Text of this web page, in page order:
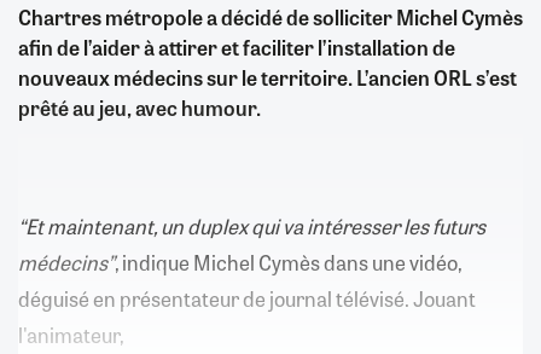
Chartres métropole a décidé de solliciter Michel Cymès
afin de l’aider à attirer et faciliter l’installation de
nouveaux médecins sur le territoire. L’ancien ORL s’est
prêté au jeu, avec humour.
“Et maintenant, un duplex qui va intéresser les futurs
médecins”, indique Michel Cymès dans une vidéo,
déguisé en présentateur de journal télévisé. Jouant
l'animateur,